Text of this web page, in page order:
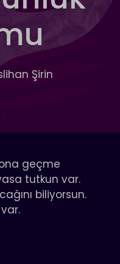
Şirin
geçme
tutkun var.
biliyorsun.